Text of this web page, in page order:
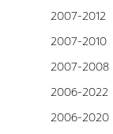
2007-2012
2007-2010
2007-2008
2006-2022
2006-2020